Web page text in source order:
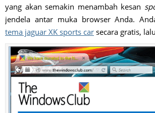
yang akan semakin menambah kesan
jendela antar muka browser Anda.
tema jaguar XK sports car secara gratis,